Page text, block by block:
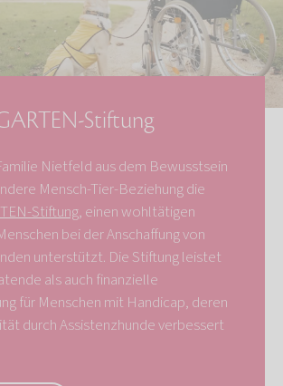
Stiftung
Nietfeld aus dem Bewusstsein
Mensch-Tier-Beziehung die
Stiftung, einen wohltätigen
bei der Anschaffung von
unterstützt. Die Stiftung leistet
als auch finanzielle
für Menschen mit Handicap, deren
durch Assistenzhunde verbessert